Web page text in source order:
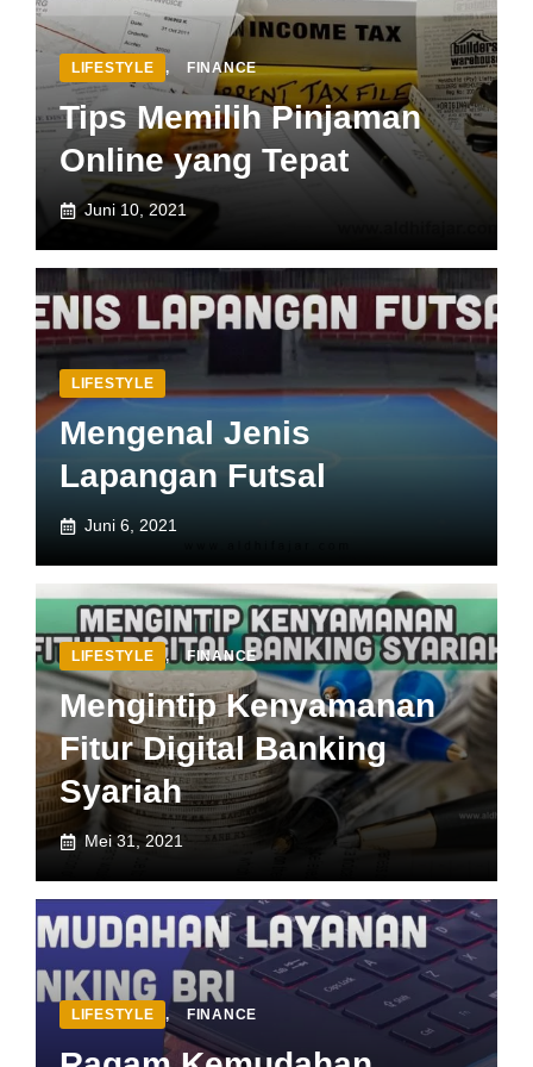
LIFESTYLE , FINANCE
Tips Memilih Pinjaman
Online yang Tepat
Juni 10, 2021
LIFESTYLE
Mengenal Jenis
Lapangan Futsal
Juni 6, 2021
LIFESTYLE , FINANCE
Mengintip Kenyamanan
Fitur Digital Banking
Syariah
Mei 31, 2021
LIFESTYLE , FINANCE